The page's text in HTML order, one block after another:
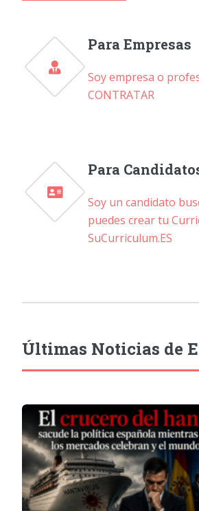
Para Empresas
Soy empresa o
CONTRATAR
Para
Soy un candidato
puedes crear tu
SuCurriculum.ES
Últimas Noticias de